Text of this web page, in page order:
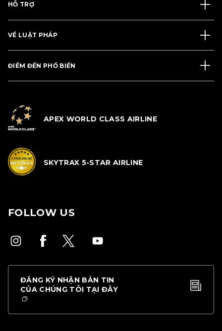
HỖ TRỢ
VỀ LUẬT PHÁP
ĐIỂM ĐẾN PHỔ BIẾN
APEX WORLD CLASS AIRLINE
SKYTRAX 5-STAR AIRLINE
FOLLOW US
ĐĂNG KÝ NHẬN BẢN TIN
CỦA CHÚNG TÔI TẠI ĐÂY